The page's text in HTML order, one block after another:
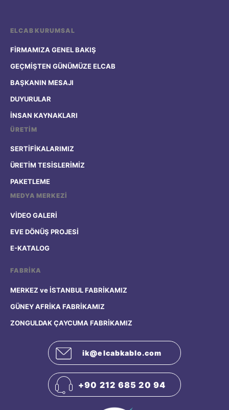
FIŞLI KABLOLAR
ÜTÜ KORDONU
KABLO GRUPLAMA
SILIKON MAKARON
BASKI CONTA
SINYAL LAMBASI
ELCAB KURUMSAL
FİRMAMIZA GENEL BAKIŞ
GEÇMİŞTEN GÜNÜMÜZE ELCAB
BAŞKANIN MESAJI
DUYURULAR
İNSAN KAYNAKLARI
ÜRETİM
SERTİFİKALARIMIZ
ÜRETİM TESİSLERİMİZ
PAKETLEME
MEDYA MERKEZİ
VİDEO GALERİ
EVE DÖNÜŞ PROJESİ
E-KATALOG
FABRİKA
MERKEZ ve İSTANBUL FABRİKAMIZ
GÜNEY AFRİKA FABRİKAMIZ
ZONGULDAK ÇAYCUMA FABRİKAMIZ
ik@elcabkablo.com
+90 212 685 20 94